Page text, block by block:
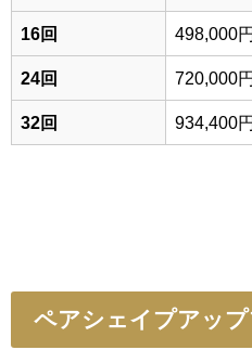
16回 498,000円
24回 720,000円
32回 934,400円
ペアシェイプアッ